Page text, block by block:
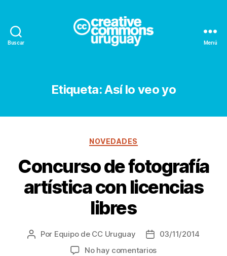
Buscar Menú
Etiqueta:Así lo veo yo
Categorías
NOVEDADES
Concurso de fotografía
artística con licencias
libres
Autor
Por Equipo de CC Uruguay
Fecha03/11/2014
No hay comentariosen